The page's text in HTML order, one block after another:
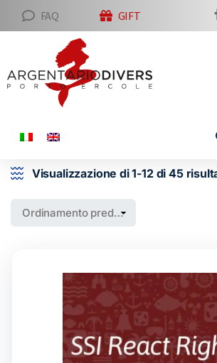
FAQ GIFT
Visualizzazione di 1-12 di 45